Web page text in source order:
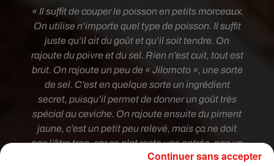
« Il suffit de couper le poisson en petits morceaux.
On utilise n’importe quel type de poisson. Il suffit
juste qu’il ait du goût et qu’il soit tendre. On
rajoute du poivre et du sel. Rien n’est cuit, tout est
brut. On rajoute un peu de « Jilomoto », une sorte
de sel. C’est en quelque sorte un ingrédient
secret, puisqu’il permet de donner un goût très
spécial au ceviche. On rajoute ensuite du piment
jaune, c’est un petit peu relevé, mais ça ne doit
pas l’être trop, car ce plat reste une entrée, pas un
plat principal. On rajoute un petit peu d’ail, de la
Continuer sans accepter